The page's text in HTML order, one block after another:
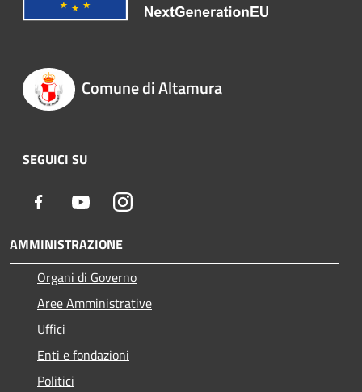
Comune di Altamura
SEGUICI SU
Facebook YoutubeInstagram
AMMINISTRAZIONE
Organi di Governo
Aree Amministrative
Uffici
Enti e fondazioni
Politici